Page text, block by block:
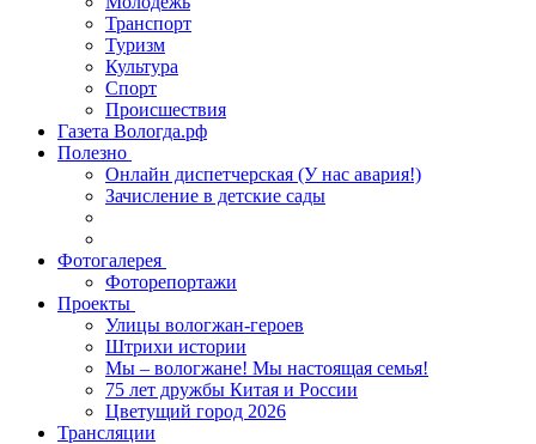
Транспорт
Туризм
Культура
Спорт
Происшествия
Газета Вологда.рф
Полезно
Онлайн диспетчерская (У нас авария!)
Зачисление в детские сады
Фотогалерея
Фоторепортажи
Проекты
Улицы вологжан-героев
Штрихи истории
Мы – вологжане! Мы настоящая семья!
75 лет дружбы Китая и России
Цветущий город 2026
Трансляции